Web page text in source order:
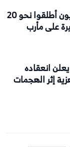
مقتل وإصابة 16 مدنيا.. الحوثيون أطلقوا نحو 20
انعقاده
إثر الهجمات